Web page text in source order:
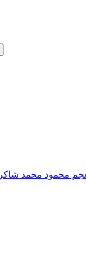
محمود محمد شاكر